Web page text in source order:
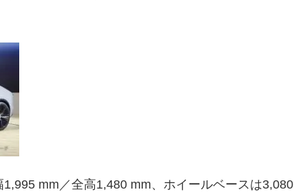
mm／全高1,480 mm、ホイールベースは3,080